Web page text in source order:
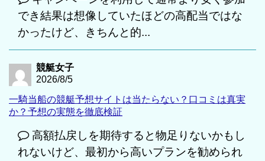
でき結果は想像していたほどの高配当ではな
かったけど、きちんと的...
競艇女子
2026/8/5
一騎当船の競艇予想サイトは当たらない？口コミは真実
か？予想の実態を徹底検証
高額払戻しを期待すると物足りないかもし
れないけど、最初から高いプランを勧められ